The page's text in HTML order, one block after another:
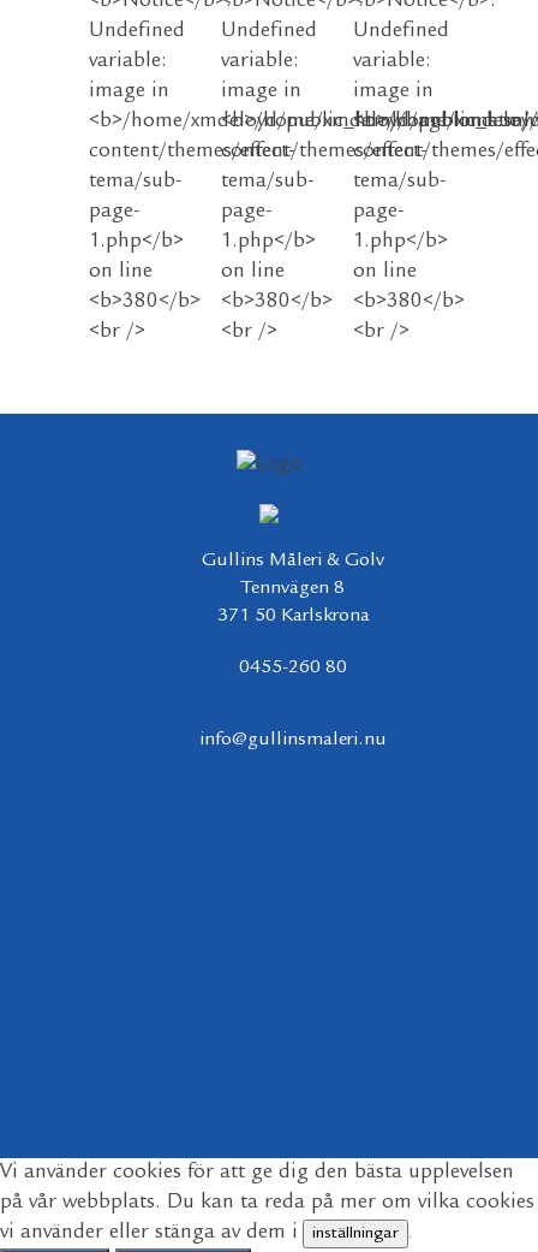
Gullins Måleri & Golv
Tennvägen 8
371 50 Karlskrona
0455-260 80
info@gullinsmaleri.nu
Vi använder cookies för att ge dig den bästa upplevelsen
på vår webbplats. Du kan ta reda på mer om vilka cookies
vi använder eller stänga av dem i
inställningar .